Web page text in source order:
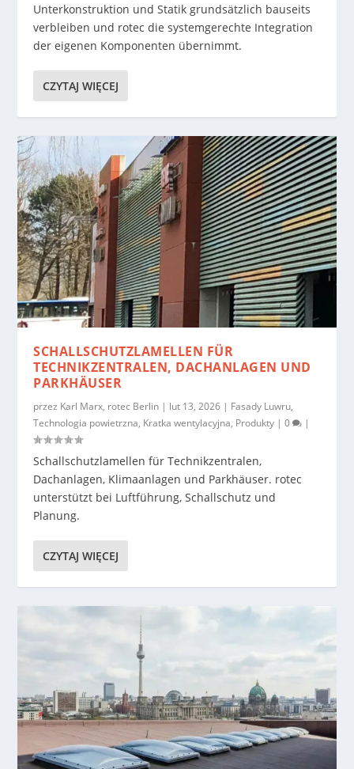
Unterkonstruktion und Statik grundsätzlich bauseits
verbleiben und rotec die systemgerechte Integration
der eigenen Komponenten übernimmt.
CZYTAJ WIĘCEJ
SCHALLSCHUTZLAMELLEN FÜR
TECHNIKZENTRALEN, DACHANLAGEN UND
PARKHÄUSER
przez Karl Marx, rotec Berlin | lut 13, 2026 | Fasady Luwru,
Technologia powietrzna, Kratka wentylacyjna, Produkty |0 |
Schallschutzlamellen für Technikzentralen,
Dachanlagen, Klimaanlagen und Parkhäuser. rotec
unterstützt bei Luftführung, Schallschutz und
Planung.
CZYTAJ WIĘCEJ